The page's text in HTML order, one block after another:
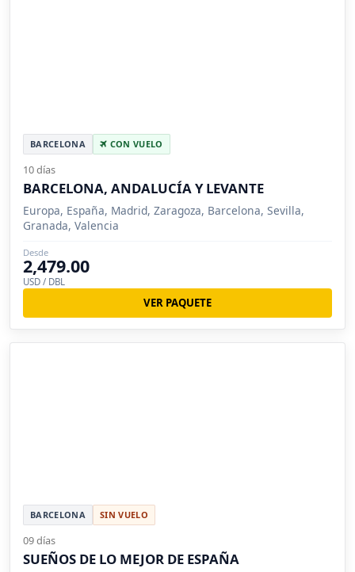
BARCELONA CON VUELO
10 días
BARCELONA, ANDALUCÍA Y LEVANTE
Europa, España, Madrid, Zaragoza, Barcelona, Sevilla,
Granada, Valencia
Desde
2,479.00
USD / DBL
VER PAQUETE
BARCELONA SIN VUELO
09 días
SUEÑOS DE LO MEJOR DE ESPAÑA